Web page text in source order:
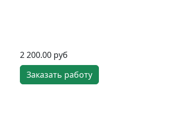
2 200.00 руб
Заказать работу